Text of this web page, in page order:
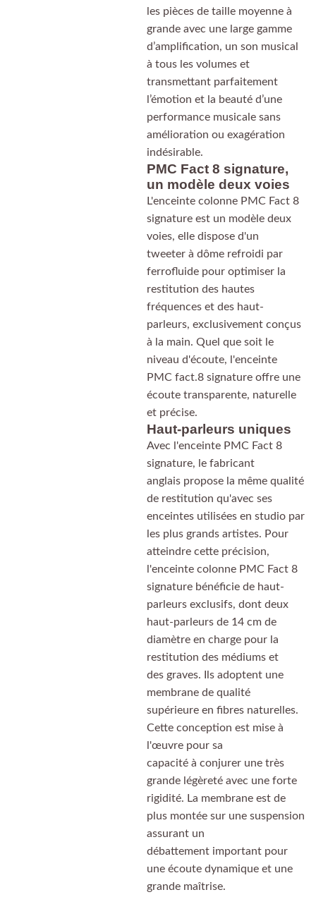
les pièces de taille moyenne à
grande avec une large gamme
d’amplification, un son musical
à tous les volumes et
transmettant parfaitement
l’émotion et la beauté d’une
performance musicale sans
amélioration ou exagération
indésirable.
PMC Fact 8 signature,
un modèle deux voies
L'enceinte colonne PMC Fact 8
signature est un modèle deux
voies, elle dispose d'un
tweeter à dôme refroidi par
ferrofluide pour optimiser la
restitution des hautes
fréquences et des haut-
parleurs, exclusivement conçus
à la main. Quel que soit le
niveau d'écoute, l'enceinte
PMC fact.8 signature offre une
écoute transparente, naturelle
et précise.
Haut-parleurs uniques
Avec l'enceinte PMC Fact 8
signature, le fabricant
anglais propose la même qualité
de restitution qu'avec ses
enceintes utilisées en studio par
les plus grands artistes. Pour
atteindre cette précision,
l'enceinte colonne PMC Fact 8
signature bénéficie de haut-
parleurs exclusifs, dont deux
haut-parleurs de 14 cm de
diamètre en charge pour la
restitution des médiums et
des graves. Ils adoptent une
membrane de qualité
supérieure en fibres naturelles.
Cette conception est mise à
l'œuvre pour sa
capacité à conjurer une très
grande légèreté avec une forte
rigidité. La membrane est de
plus montée sur une suspension
assurant un
débattement important pour
une écoute dynamique et une
grande maîtrise.